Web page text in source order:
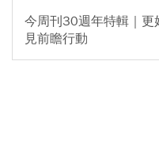
今周刊30週年特輯｜更
見前瞻行動